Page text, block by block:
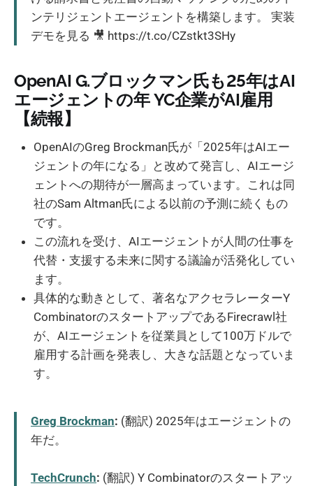
ンテリジェントエージェントを構築します。 実装
デモを見る 🎥 https://t.co/CZstkt3SHy
OpenAI G.ブロックマン氏も25年はAI
エージェントの年 YC企業がAI雇用
【続報】
OpenAIのGreg Brockman氏が「2025年はAIエー
ジェントの年になる」と改めて発言し、AIエージ
ェントへの期待が一層高まっています。これは同
社のSam Altman氏による以前の予測に続くもの
です。
この流れを受け、AIエージェントが人間の仕事を
代替・支援する未来に関する議論が活発化してい
ます。
具体的な動きとして、著名なアクセラレーターY
CombinatorのスタートアップであるFirecrawl社
が、AIエージェントを従業員として100万ドルで
雇用する計画を発表し、大きな話題となっていま
す。
Greg Brockman: (翻訳) 2025年はエージェントの
年だ。
TechCrunch: (翻訳) Y Combinatorのスタートアッ